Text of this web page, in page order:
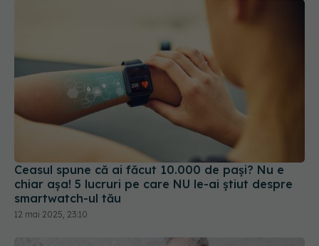
Ceasul spune că ai făcut 10.000 de pași? Nu e
chiar așa! 5 lucruri pe care NU le-ai știut despre
smartwatch-ul tău
12 mai 2025, 23:10